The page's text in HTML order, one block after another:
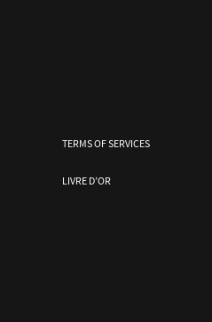
TERMS OF SERVICES
LIVRE D’OR